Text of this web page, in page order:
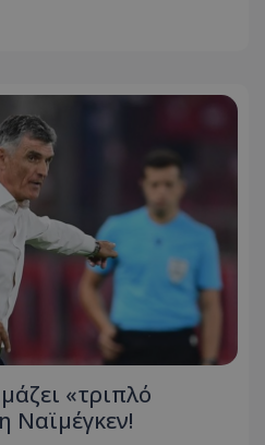
«τριπλό
Ναϊμέγκεν!